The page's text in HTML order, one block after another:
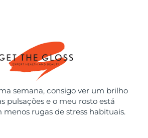
semana, consigo ver um brilho
pulsações e o meu rosto está
menos rugas de stress habituais.